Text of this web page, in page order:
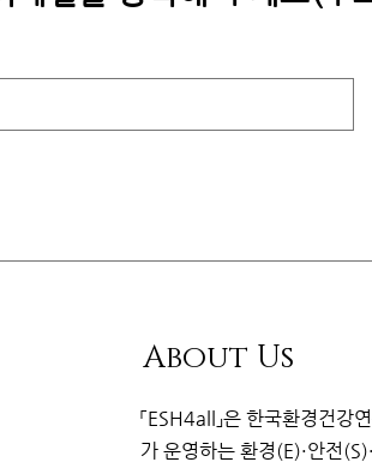
About Us
「ESH4all」은한국환경건강
가운영하는 환경(E)·안전